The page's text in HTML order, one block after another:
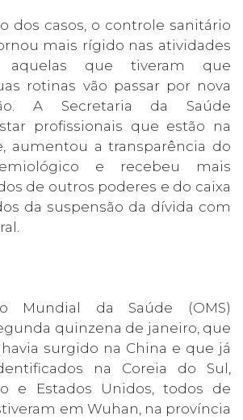
dos casos, o controle sanitário
mais rígido nas atividades
aquelas que tiveram que
rotinas vão passar por nova
A Secretaria da Saúde
profissionais que estão na
aumentou a transparência do
e recebeu mais
de outros poderes e do caixa
da suspensão da dívida com
Mundial da Saúde (OMS)
quinzena de janeiro, que
surgido na China e que já
na Coreia do Sul,
e Estados Unidos, todos de
em Wuhan, na província